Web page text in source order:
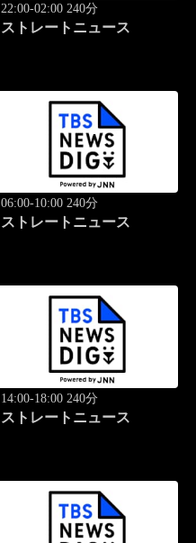
22:00-02:00 240分
ストレートニュース
06:00-10:00 240分
ストレートニュース
14:00-18:00 240分
ストレートニュース